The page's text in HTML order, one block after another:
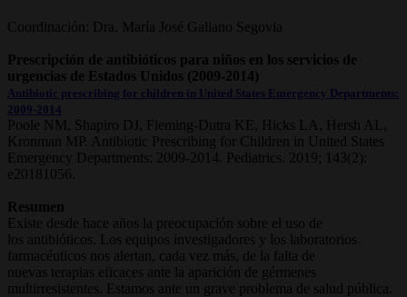
Coordinación: Dra. María José Galiano Segovia
Prescripción de antibióticos para niños en los servicios de
urgencias de Estados Unidos (2009-2014)
Antibiotic prescribing for children in United States Emergency Departments:
2009-2014
Poole NM, Shapiro DJ, Fleming-Dutra KE, Hicks LA, Hersh AL,
Kronman MP. Antibiotic Prescribing for Children in United States
Emergency Departments: 2009-2014. Pediatrics. 2019; 143(2):
e20181056.
Resumen
Existe desde hace años la preocupación sobre el uso de
los antibióticos. Los equipos investigadores y los laboratorios
farmacéuticos nos alertan, cada vez más, de la falta de
nuevas terapias eficaces ante la aparición de gérmenes
multirresistentes. Estamos ante un grave problema de salud pública.